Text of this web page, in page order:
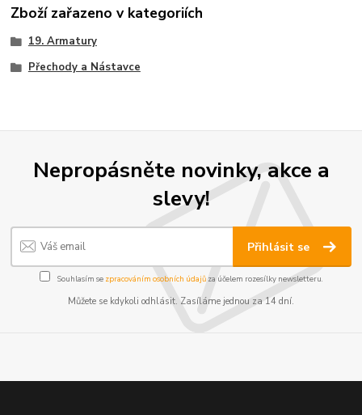
Zboží zařazeno v kategoriích
19. Armatury
Přechody a Nástavce
Nepropásněte novinky, akce a
slevy!
Přihlásit se
Souhlasím se zpracováním osobních údajůza účelem rozesílky newsletteru.
Můžete se kdykoli odhlásit. Zasíláme jednou za 14 dní.